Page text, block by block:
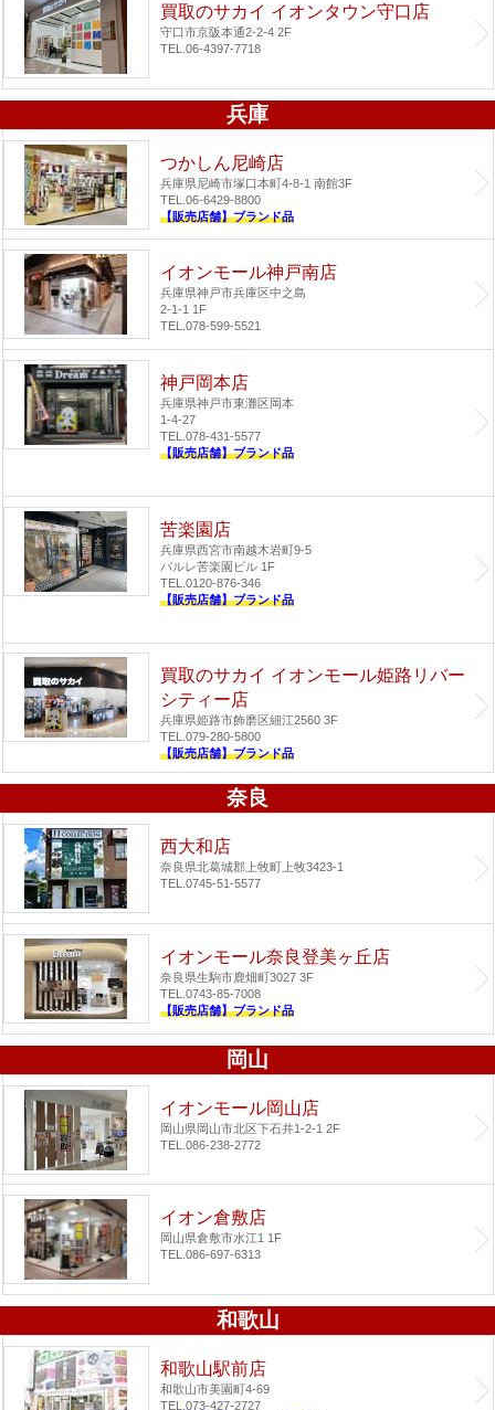
買取のサカイ イオンタウン守口店
守口市京阪本通2-2-4 2F
TEL.06-4397-7718
兵庫
つかしん尼崎店
兵庫県尼崎市塚口本町4-8-1 南館3F
TEL.06-6429-8800
【販売店舗】ブランド品
イオンモール神戸南店
兵庫県神戸市兵庫区中之島
2-1-1 1F
TEL.078-599-5521
神戸岡本店
兵庫県神戸市東灘区岡本
1-4-27
TEL.078-431-5577
【販売店舗】ブランド品
苦楽園店
兵庫県西宮市南越木岩町9-5
パルレ苦楽園ビル 1F
TEL.0120-876-346
【販売店舗】ブランド品
買取のサカイ イオンモール姫路リバー
シティー店
兵庫県姫路市飾磨区細江2560 3F
TEL.079-280-5800
【販売店舗】ブランド品
奈良
西大和店
奈良県北葛城郡上牧町上牧3423-1
TEL.0745-51-5577
イオンモール奈良登美ヶ丘店
奈良県生駒市鹿畑町3027 3F
TEL.0743-85-7008
【販売店舗】ブランド品
岡山
イオンモール岡山店
岡山県岡山市北区下石井1-2-1 2F
TEL.086-238-2772
イオン倉敷店
岡山県倉敷市水江1 1F
TEL.086-697-6313
和歌山
和歌山駅前店
和歌山市美園町4-69
TEL.073-427-2727